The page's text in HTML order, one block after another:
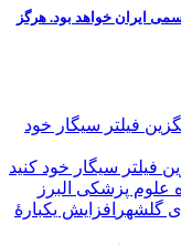
ایران خواهد بود. هرگز
فیلتر سیگار خود کنید
علوم پزشکی البرز
افزایش یکبارۀ